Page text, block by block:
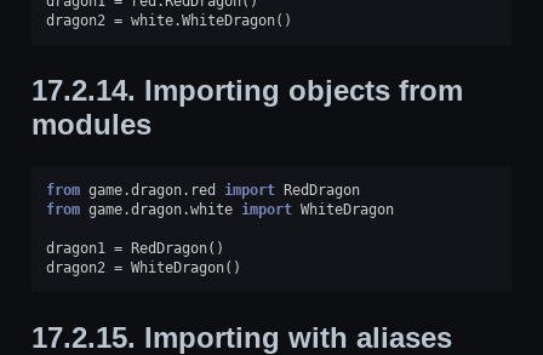
dragon2 = white.WhiteDragon()
17.2.14. Importing objects from
modules
from game.dragon.red import RedDragon
from game.dragon.white import WhiteDragon
dragon1 = RedDragon()
dragon2 = WhiteDragon()
17.2.15. Importing with aliases